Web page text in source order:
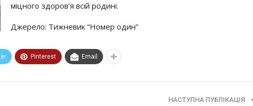
міцного здоров’я всій родині.
Джерело: Тижневик “Номер один”
Pinterest Email
НАСТУПНА ПУБЛІКАЦІЯ